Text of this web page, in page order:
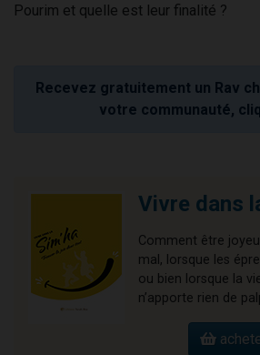
Pourim et quelle est leur finalité ?
Recevez gratuitement un Rav
votre communauté,
Vivre dans
Comment être
mal, lorsque les
ou bien lorsque la
n’apporte rien de